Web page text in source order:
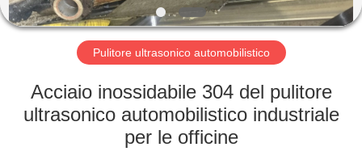
CIRCA
GIRO
Pulitore ultrasonico automobilistico
Acciaio inossidabile 304 del pulitore
ultrasonico automobilistico industriale
per le officine